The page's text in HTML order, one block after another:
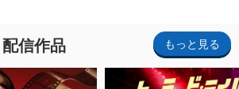
信作品 もっと見る